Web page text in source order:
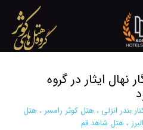
ایثار در گروه
بندر انزلی ، هتل کوثر رامسر ، هتل
، هتل شاهد قم